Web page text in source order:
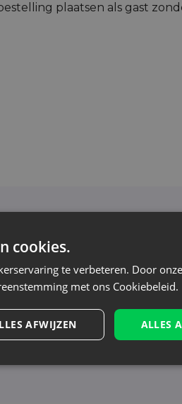
plaatsen als gast
op de hoogte van het
onnodige spam. Blijf
cookies.
te verbeteren. Door
met ons Cookiebeleid.
ALLES
AFWIJZEN